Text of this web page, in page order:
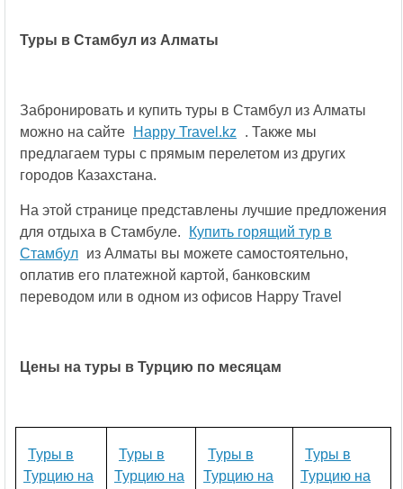
Туры в Стамбул из Алматы
Забронировать и купить туры в Стамбул из Алматы
можно на сайте
Happy Travel.kz
. Также мы
предлагаем туры с прямым перелетом из других
городов Казахстана.
На этой странице представлены лучшие предложения
для отдыха в Стамбуле.
Купить горящий тур в
Стамбул из Алматы вы можете самостоятельно,
оплатив его платежной картой, банковским
переводом или в одном из офисов Happy Travel
Цены на туры в Турцию по месяцам
Туры в
Турцию на
Туры в
Турцию на
Туры в
Турцию на
Туры в
Турцию на